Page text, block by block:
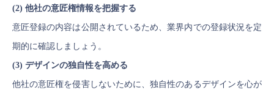
(2) 他社の意匠権情報を把握する
意匠登録の内容は公開されているため、業界内での登録状況を定
期的に確認しましょう。
(3) デザインの独自性を高める
他社の意匠権を侵害しないために、独自性のあるデザインを心が